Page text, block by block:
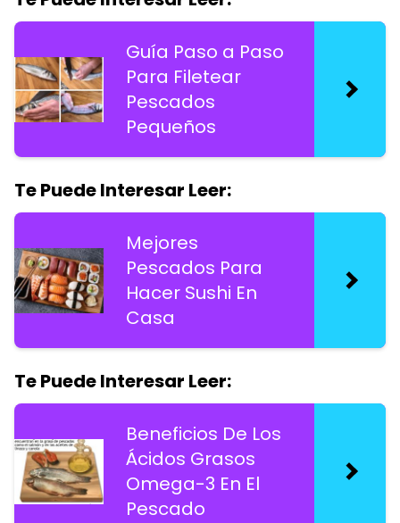
Guía Paso a Paso
Para Filetear
Pescados
Pequeños
Te Puede Interesar Leer:
Mejores
Pescados Para
Hacer Sushi En
Casa
Te Puede Interesar Leer:
Beneficios De Los
Ácidos Grasos
Omega-3 En El
Pescado